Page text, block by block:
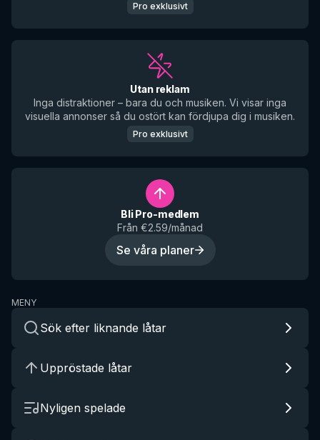
Pro exklusivt
Utan reklam
Inga distraktioner – bara du och musiken. Vi visar inga
visuella annonser så du ostört kan fördjupa dig i musiken.
Pro exklusivt
Bli Pro-medlem
Från €2.59/månad
Se våra planer
MENY
Sök efter liknande låtar
Uppröstade låtar
Nyligen spelade